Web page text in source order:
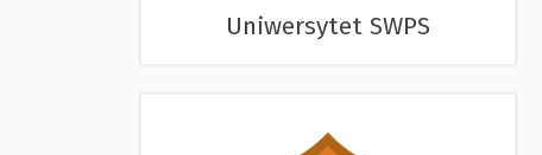
Uniwersytet SWPS